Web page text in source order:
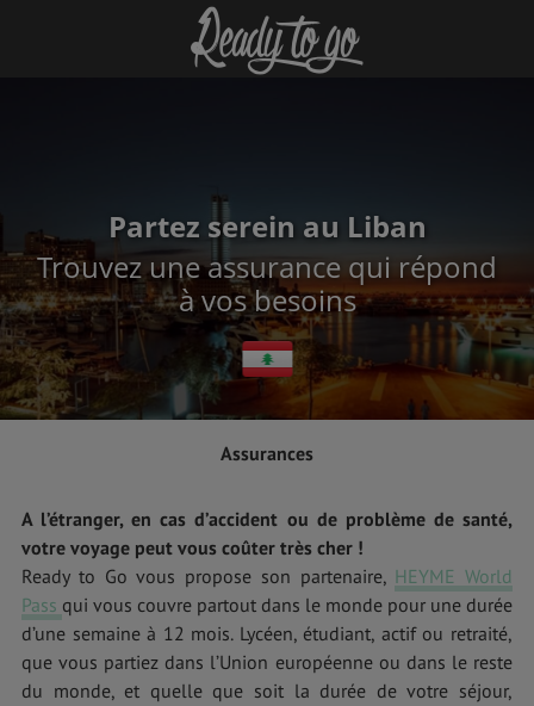
Partez serein au Liban
Trouvez une assurance qui répond
à vos besoins
Assurances
A l’étranger, en cas d’accident ou de problème de santé,
votre voyage peut vous coûter très cher !
Ready to Go vous propose son partenaire, HEYME World
Pass qui vous couvre partout dans le monde pour une durée
d’une semaine à 12 mois. Lycéen, étudiant, actif ou retraité,
que vous partiez dans l’Union européenne ou dans le reste
du monde, et quelle que soit la durée de votre séjour,